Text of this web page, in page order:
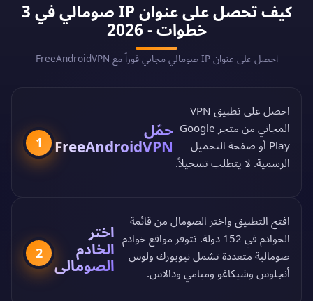
كيف تحصل على عنوان IP صومالي في 3
خطوات - 2026
احصل على عنوان IP صومالي مجاني فوراً مع FreeAndroidVPN
1
حمّل
FreeAndroidVPN
احصل على تطبيق VPN
المجاني من
متجر Google
Play أو صفحة التحميل
الرسمية. لا يتطلب تسجيلاً.
2
اختر
الخادم
الصومالي
افتح التطبيق واختر الصومال من قائمة
الخوادم في 152 دولة
. تتوفر مواقع خوادم
صومالية متعددة تشمل نيويورك ولوس
أنجلوس وشيكاغو وميامي ودالاس.